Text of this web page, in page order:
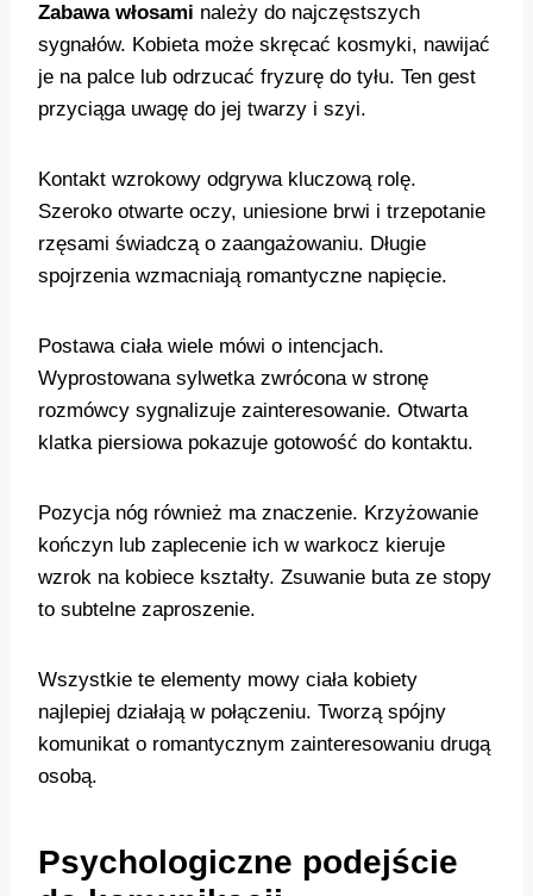
Zabawa włosami należy do najczęstszych
sygnałów. Kobieta może skręcać kosmyki, nawijać
je na palce lub odrzucać fryzurę do tyłu. Ten gest
przyciąga uwagę do jej twarzy i szyi.
Kontakt wzrokowy odgrywa kluczową rolę.
Szeroko otwarte oczy, uniesione brwi i trzepotanie
rzęsami świadczą o zaangażowaniu. Długie
spojrzenia wzmacniają romantyczne napięcie.
Postawa ciała wiele mówi o intencjach.
Wyprostowana sylwetka zwrócona w stronę
rozmówcy sygnalizuje zainteresowanie. Otwarta
klatka piersiowa pokazuje gotowość do kontaktu.
Pozycja nóg również ma znaczenie. Krzyżowanie
kończyn lub zaplecenie ich w warkocz kieruje
wzrok na kobiece kształty. Zsuwanie buta ze stopy
to subtelne zaproszenie.
Wszystkie te elementy mowy ciała kobiety
najlepiej działają w połączeniu. Tworzą spójny
komunikat o romantycznym zainteresowaniu drugą
osobą.
Psychologiczne podejście